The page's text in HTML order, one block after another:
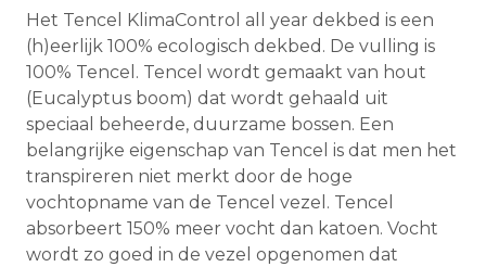
Het Tencel KlimaControl all year dekbed is een
(h)eerlijk 100% ecologisch dekbed. De vulling is
100% Tencel. Tencel wordt gemaakt van hout
(Eucalyptus boom) dat wordt gehaald uit
speciaal beheerde, duurzame bossen. Een
belangrijke eigenschap van Tencel is dat men het
transpireren niet merkt door de hoge
vochtopname van de Tencel vezel. Tencel
absorbeert 150% meer vocht dan katoen. Vocht
wordt zo goed in de vezel opgenomen dat